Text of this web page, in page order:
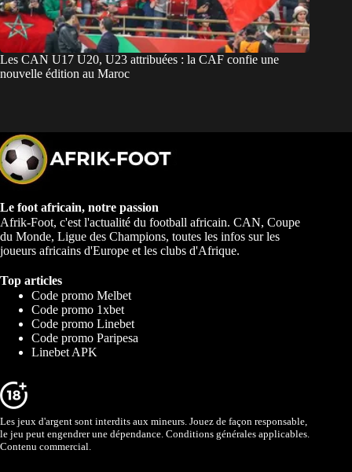
Les CAN U17 U20, U23 attribuées : la CAF confie une
nouvelle édition au Maroc
Le foot africain, notre passion
Afrik-Foot, c'est l'actualité du football africain. CAN, Coupe
du Monde, Ligue des Champions, toutes les infos sur les
joueurs africains d'Europe et les clubs d'Afrique.
Top articles
Code promo Melbet
Code promo 1xbet
Code promo Linebet
Code promo Paripesa
Linebet APK
Les jeux d'argent sont interdits aux mineurs. Jouez de façon responsable,
le jeu peut engendrer une dépendance. Conditions générales applicables.
Contenu commercial.